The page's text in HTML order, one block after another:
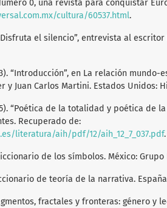
0, una revista para conquistar
cultura/60537.html.
el silencio”, entrevista al
“Introducción”, en La relación
y Juan Carlos Martini. Estados Unidos:
“Poética de la totalidad y poética de
Recuperado de:
literatura/aih/pdf/12/aih_12_7_037.pdf.
de los símbolos. México:
de teoría de la narrativa.
fractales y fronteras: género y